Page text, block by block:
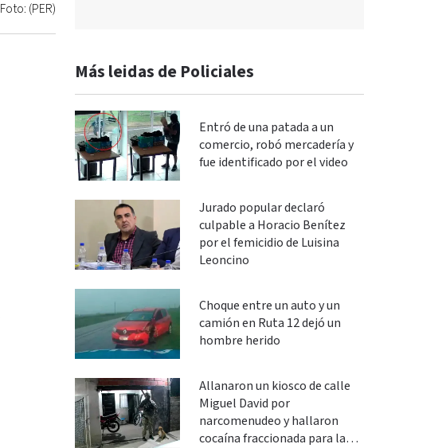
Foto: (PER)
Más leidas de Policiales
Entró de una patada a un
comercio, robó mercadería y
fue identificado por el video
Jurado popular declaró
culpable a Horacio Benítez
por el femicidio de Luisina
Leoncino
Choque entre un auto y un
camión en Ruta 12 dejó un
hombre herido
Allanaron un kiosco de calle
Miguel David por
narcomenudeo y hallaron
cocaína fraccionada para la